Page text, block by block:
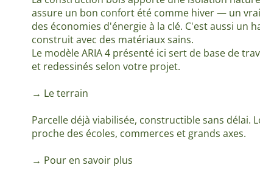
assure un bon confort été comme hiver — un
des économies d'énergie à la clé. C'est aussi un
construit avec des matériaux sains.
Le modèle ARIA 4 présenté ici sert de base de
et redessinés selon votre projet.
→ Le terrain
Parcelle déjà viabilisée, constructible sans délai.
proche des écoles, commerces et grands axes.
→ Pour en savoir plus